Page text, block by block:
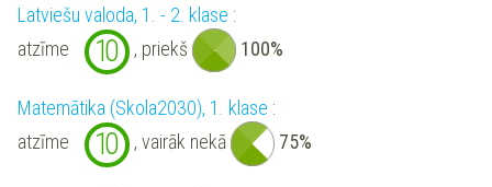
Latviešu valoda, 1. - 2. klase :
atzīme
10 , priekš 100%
Matemātika (Skola2030), 1. klase :
atzīme
10 , vairāk nekā 75%